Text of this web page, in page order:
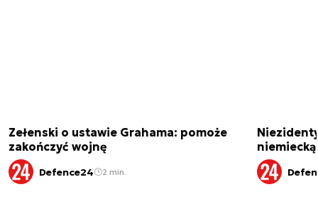
Zełenski o ustawie Grahama: pomoże
zakończyć wojnę
Defence24 2 min.